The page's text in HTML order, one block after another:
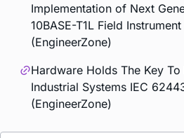
Implementation of Next
10BASE-T1L Field
(EngineerZone)
Hardware Holds The Key To
Industrial Systems IEC
(EngineerZone)